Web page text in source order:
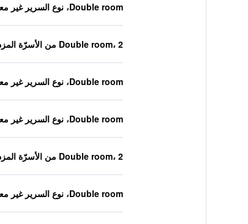
Double room، نوع السرير غير معروف
Double room، 2 من الأسرّة المزدوجة
Double room، نوع السرير غير معروف
Double room، نوع السرير غير معروف
Double room، 2 من الأسرّة المزدوجة
Double room، نوع السرير غير معروف